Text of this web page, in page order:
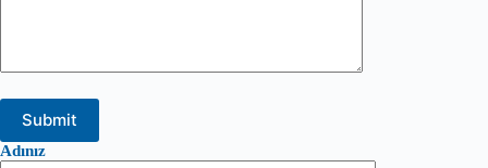
Adınız